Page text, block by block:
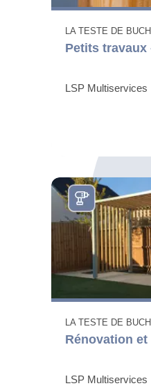
LA TESTE DE
Petits travaux
LSP Multiservices
LA TESTE DE
Rénovation
LSP Multiservices